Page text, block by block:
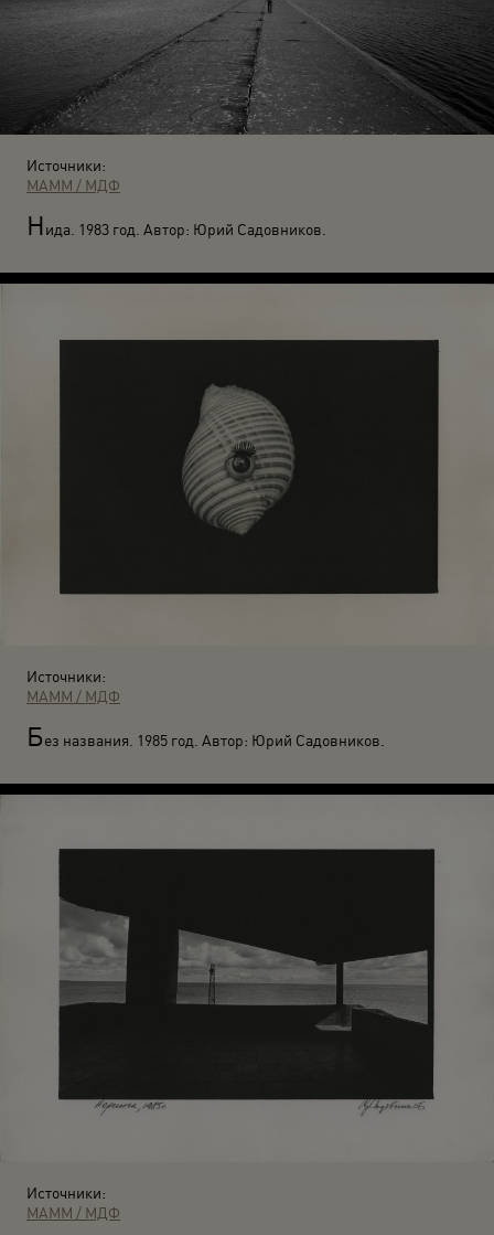
Источники:
МАММ / МДФ
Нида. 1983 год. Автор: Юрий Садовников.
Источники:
МАММ / МДФ
Без названия. 1985 год. Автор: Юрий Садовников.
Источники:
МАММ / МДФ